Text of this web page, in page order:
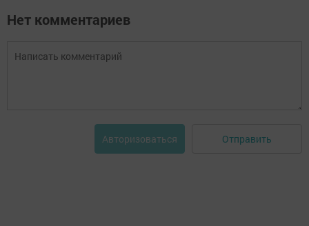
Нет комментариев
Авторизоваться Отправить